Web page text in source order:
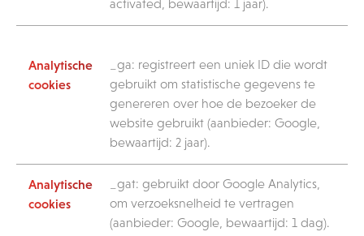
activated, bewaartijd: 1 jaar).
_ga: registreert een uniek ID die wordt
gebruikt om statistische gegevens te
genereren over hoe de bezoeker de
website gebruikt (aanbieder: Google,
bewaartijd: 2 jaar).
_gat: gebruikt door Google Analytics,
om verzoeksnelheid te vertragen
(aanbieder: Google, bewaartijd: 1 dag).